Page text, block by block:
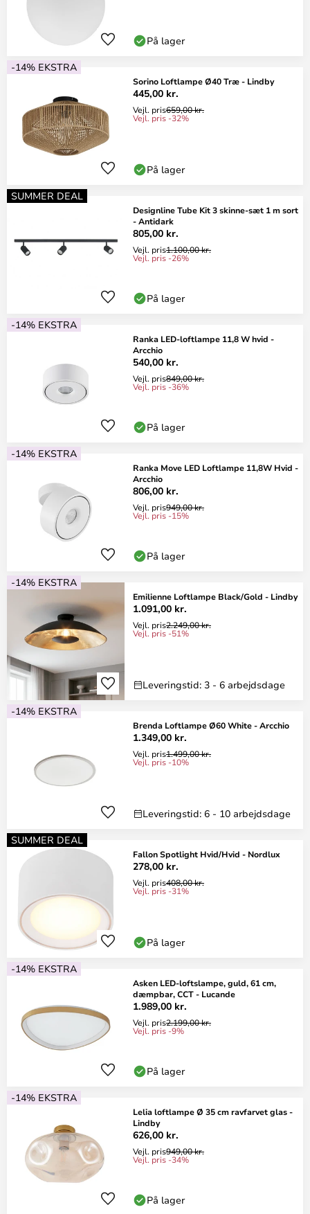
På lager
-14% EKSTRA
Sorino Loftlampe Ø40 Træ - Lindby
445,00 kr.
Vejl. pris659,00 kr.
Vejl. pris -32%
På lager
SUMMER DEAL
Designline Tube Kit 3 skinne-sæt 1 m sort
- Antidark
805,00 kr.
Vejl. pris1.100,00 kr.
Vejl. pris -26%
På lager
-14% EKSTRA
Ranka LED-loftlampe 11,8 W hvid -
Arcchio
540,00 kr.
Vejl. pris849,00 kr.
Vejl. pris -36%
På lager
-14% EKSTRA
Ranka Move LED Loftlampe 11,8W Hvid -
Arcchio
806,00 kr.
Vejl. pris949,00 kr.
Vejl. pris -15%
På lager
-14% EKSTRA
Emilienne Loftlampe Black/Gold - Lindby
1.091,00 kr.
Vejl. pris2.249,00 kr.
Vejl. pris -51%
Leveringstid: 3 - 6 arbejdsdage
-14% EKSTRA
Brenda Loftlampe Ø60 White - Arcchio
1.349,00 kr.
Vejl. pris1.499,00 kr.
Vejl. pris -10%
Leveringstid: 6 - 10 arbejdsdage
SUMMER DEAL
Fallon Spotlight Hvid/Hvid - Nordlux
278,00 kr.
Vejl. pris408,00 kr.
Vejl. pris -31%
På lager
-14% EKSTRA
Asken LED-loftslampe, guld, 61 cm,
dæmpbar, CCT - Lucande
1.989,00 kr.
Vejl. pris2.199,00 kr.
Vejl. pris -9%
På lager
-14% EKSTRA
Lelia loftlampe Ø 35 cm ravfarvet glas -
Lindby
626,00 kr.
Vejl. pris949,00 kr.
Vejl. pris -34%
På lager